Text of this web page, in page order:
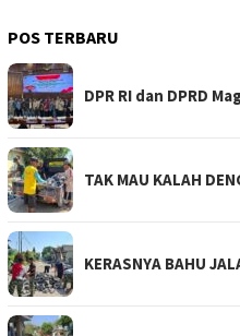
POS TERBARU
DPR RI dan DPRD
TAK MAU KALAH
KERASNYA BAHU